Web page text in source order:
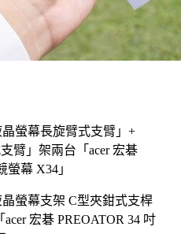
螢幕長旋臂式支臂」+
臂」架兩台「acer 宏碁
螢幕 X34」
螢幕支架 C型夾鉗式支桿
宏碁 PREOATOR 34 吋